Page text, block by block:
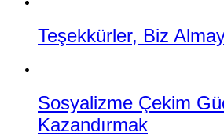
Teşekkürler, Biz
Sosyalizme Çekim
Kazandırmak